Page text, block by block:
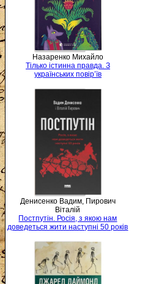
Назаренко Михайло
Тілько істинна правда. З
українських повір’їв
Денисенко Вадим, Пирович
Віталій
Постпутін. Росія, з якою нам
доведеться жити наступні 50 років